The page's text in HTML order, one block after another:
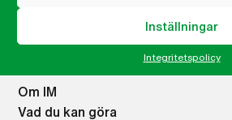
Inställningar
Integritetspolicy
Om IM
Vad du kan göra